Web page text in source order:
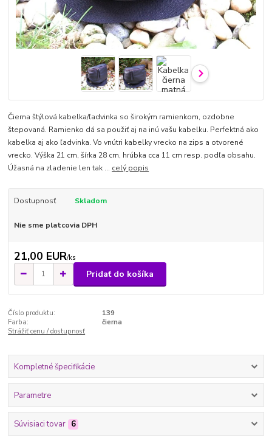
Čierna štýlová kabelka/ľadvinka so širokým ramienkom, ozdobne
štepovaná. Ramienko dá sa použiť aj na inú vašu kabelku. Perfektná ako
kabelka aj ako ľadvinka. Vo vnútri kabelky vrecko na zips a otvorené
vrecko. Výška 21 cm, šírka 28 cm, hrúbka cca 11 cm resp. podľa obsahu.
Úžasná na zladenie len tak ... celý popis
Dostupnosť Skladom
Nie sme platcovia DPH
21,00 EUR/ks
Pridať do košíka
Číslo produktu:
139
Farba:
čierna
Strážiť cenu / dostupnosť
Kompletné špecifikácie
Parametre
Súvisiaci tovar 6